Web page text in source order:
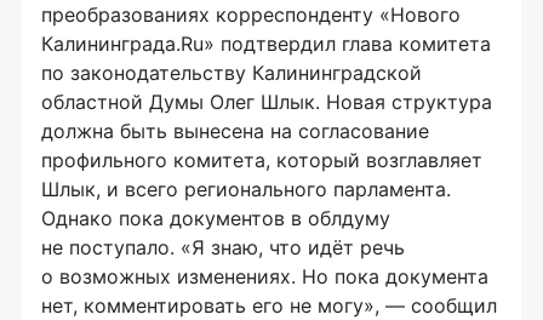
преобразованиях корреспонденту «Нового
Калининграда.Ru» подтвердил глава комитета
по законодательству Калининградской
областной Думы Олег Шлык. Новая структура
должна быть вынесена на согласование
профильного комитета, который возглавляет
Шлык, и всего регионального парламента.
Однако пока документов в облдуму
не поступало. «Я знаю, что идёт речь
о возможных изменениях. Но пока документа
нет, комментировать его не могу», — сообщил